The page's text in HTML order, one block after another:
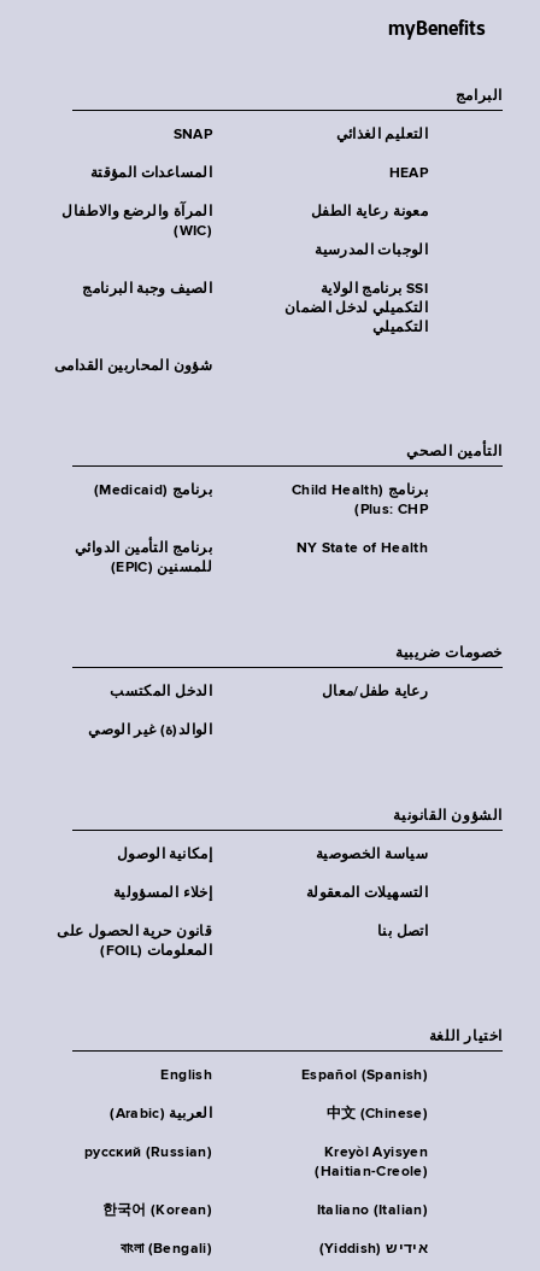
myBenefits
البرامج
SNAP التعليم الغذائي
المساعدات المؤقتة HEAP
المرآة والرضع والاطفال
(WIC)
معونة رعاية الطفل
الوجبات المدرسية
الصيف وجبة البرنامج
SSI برنامج الولاية
التكميلي لدخل الضمان
التكميلي
شؤون المحاربين القدامى
التأمين الصحي
برنامج (Medicaid)
برنامج (Child Health
Plus: CHP)
برنامج التأمين الدوائي
للمسنين (EPIC)
NY State of Health
خصومات ضريبية
الدخل المكتسب رعاية طفل/معال
الوالد(ة) غير الوصي
الشؤون القانونية
إمكانية الوصول سياسة الخصوصية
إخلاء المسؤولية التسهيلات المعقولة
قانون حرية الحصول على
المعلومات (FOIL)
اتصل بنا
اختيار اللغة
English Español (Spanish)
العربية (Arabic) 中文 (Chinese)
русский (Russian)
Kreyòl Ayisyen
(Haitian-Creole)
한국어 (Korean) Italiano (Italian)
বাংলা (Bengali) אידיש (Yiddish)